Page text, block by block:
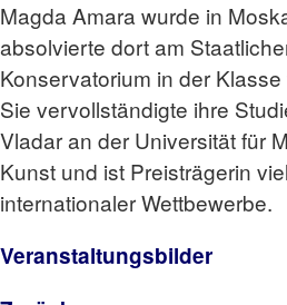
Magda Amara wurde in
absolvierte dort am
Konservatorium in der
Sie vervollständigte ihre
Vladar an der Universität für
Kunst und ist Preisträgerin
internationaler Wettbewerbe.
Veranstaltungsbilder